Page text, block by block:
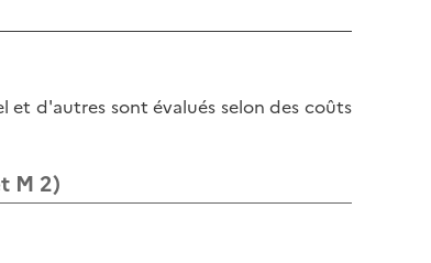
d'autres sont évalués selon des coûts
M 2)